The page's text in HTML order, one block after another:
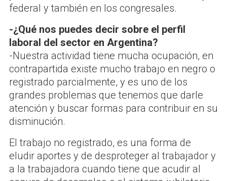
federal y también en los congresales.
-¿Qué nos puedes decir sobre el perfil
laboral del sector en Argentina?
-Nuestra actividad tiene mucha ocupación, en
contrapartida existe mucho trabajo en negro o
registrado parcialmente, y es uno de los
grandes problemas que tenemos que darle
atención y buscar formas para contribuir en su
disminución.
El trabajo no registrado, es una forma de
eludir aportes y de desproteger al trabajador y
a la trabajadora cuando tiene que acudir al